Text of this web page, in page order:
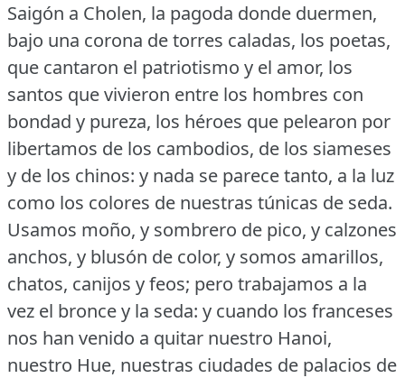
Saigón a Cholen, la pagoda donde duermen,
bajo una corona de torres caladas, los poetas,
que cantaron el patriotismo y el amor, los
santos que vivieron entre los hombres con
bondad y pureza, los héroes que pelearon por
libertamos de los cambodios, de los siameses
y de los chinos: y nada se parece tanto, a la luz
como los colores de nuestras túnicas de seda.
Usamos moño, y sombrero de pico, y calzones
anchos, y blusón de color, y somos amarillos,
chatos, canijos y feos; pero trabajamos a la
vez el bronce y la seda: y cuando los franceses
nos han venido a quitar nuestro Hanoi,
nuestro Hue, nuestras ciudades de palacios de